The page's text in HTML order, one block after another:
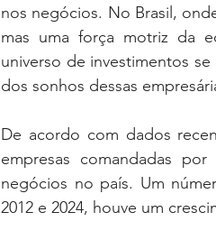
nos negócios. No Brasil,
mas uma força motriz da
universo de investimentos
dos sonhos dessas
De acordo com dados
empresas comandadas
negócios no país. Um
2012 e 2024, houve um